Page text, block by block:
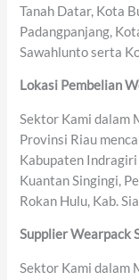
Tanah Datar, Kota
Padangpanjang,
Sawahlunto serta
Lokasi Pembelian
Sektor Kami dalam
Provinsi Riau
Kabupaten
Kuantan Singingi,
Rokan Hulu, Kab.
Supplier Wearpack
Sektor Kami dalam